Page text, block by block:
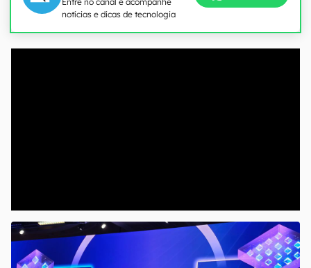
notícias e dicas de tecnologia